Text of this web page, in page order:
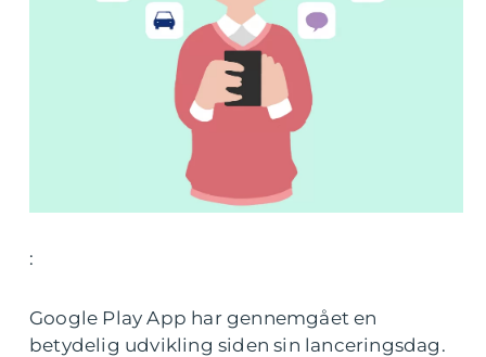
:
Google Play App har gennemgået en
betydelig udvikling siden sin lanceringsdag.